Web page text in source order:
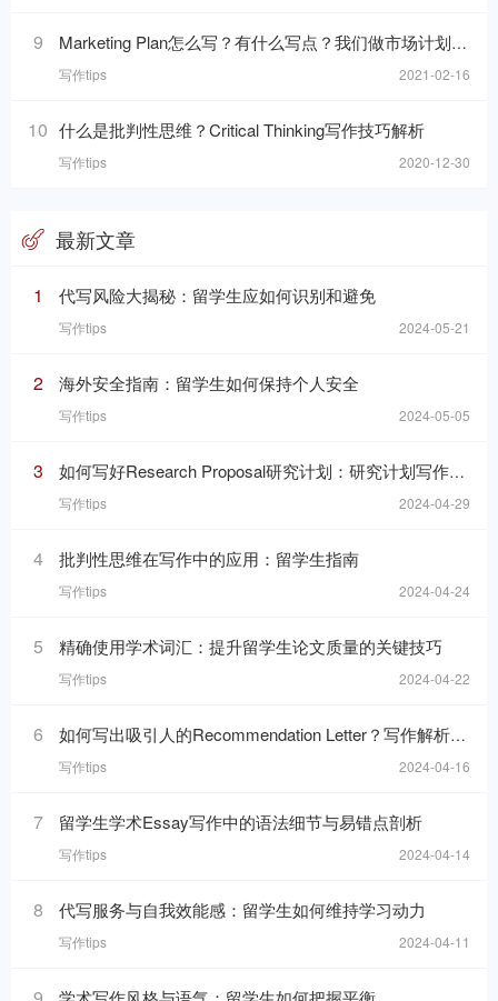
9 Marketing Plan怎么写？有什么写点？我们做市场计划的目的是什么呢？
写作tips 2021-02-16
10 什么是批判性思维？Critical Thinking写作技巧解析
写作tips 2020-12-30
最新文章
1 代写风险大揭秘：留学生应如何识别和避免
写作tips 2024-05-21
2 海外安全指南：留学生如何保持个人安全
写作tips 2024-05-05
3 如何写好Research Proposal研究计划：研究计划写作的七个要素
写作tips 2024-04-29
4 批判性思维在写作中的应用：留学生指南
写作tips 2024-04-24
5 精确使用学术词汇：提升留学生论文质量的关键技巧
写作tips 2024-04-22
6 如何写出吸引人的Recommendation Letter？写作解析与技巧！
写作tips 2024-04-16
7 留学生学术Essay写作中的语法细节与易错点剖析
写作tips 2024-04-14
8 代写服务与自我效能感：留学生如何维持学习动力
写作tips 2024-04-11